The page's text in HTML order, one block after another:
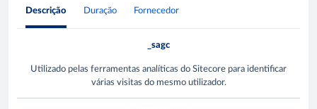
Descrição Duração Fornecedor
_sagc
Utilizado pelas ferramentas analíticas do Sitecore para identificar
várias visitas do mesmo utilizador.